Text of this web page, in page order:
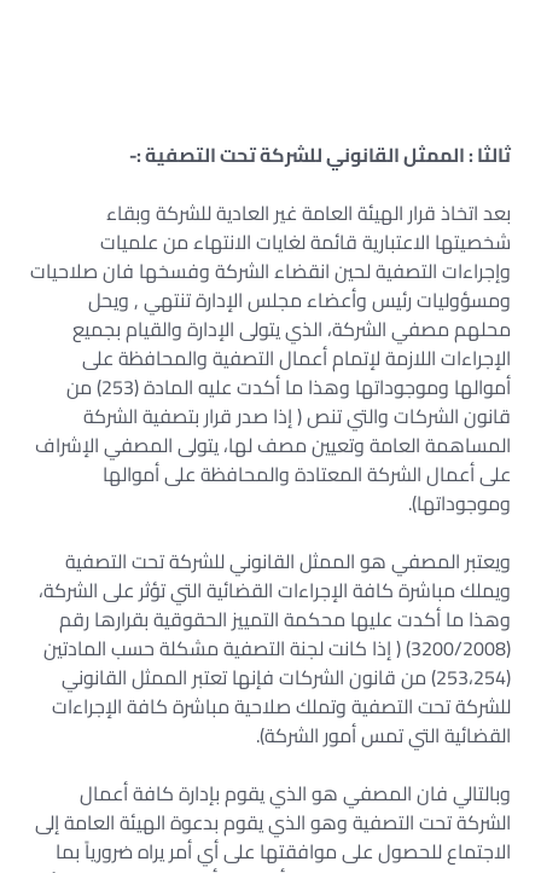
ثالثا : الممثل القانوني للشركة تحت التصفية :-
بعد اتخاذ قرار الهيئة العامة غير العادية للشركة وبقاء
شخصيتها الاعتبارية قائمة لغايات الانتهاء من علميات
وإجراءات التصفية لحين انقضاء الشركة وفسخها فان صلاحيات
ومسؤوليات رئيس وأعضاء مجلس الإدارة تنتهي , ويحل
محلهم مصفي الشركة، الذي يتولى الإدارة والقيام بجميع
الإجراءات اللازمة لإتمام أعمال التصفية والمحافظة على
أموالها وموجوداتها وهذا ما أكدت عليه المادة (253) من
قانون الشركات والتي تنص ( إذا صدر قرار بتصفية الشركة
المساهمة العامة وتعيين مصف لها، يتولى المصفي الإشراف
على أعمال الشركة المعتادة والمحافظة على أموالها
وموجوداتها).
ويعتبر المصفي هو الممثل القانوني للشركة تحت التصفية
ويملك مباشرة كافة الإجراءات القضائية التي تؤثر على الشركة،
وهذا ما أكدت عليها محكمة التمييز الحقوقية بقرارها رقم
(3200/2008) ( إذا كانت لجنة التصفية مشكلة حسب المادتين
(253،254) من قانون الشركات فإنها تعتبر الممثل القانوني
للشركة تحت التصفية وتملك صلاحية مباشرة كافة الإجراءات
القضائية التي تمس أمور الشركة).
وبالتالي فان المصفي هو الذي يقوم بإدارة كافة أعمال
الشركة تحت التصفية وهو الذي يقوم بدعوة الهيئة العامة إلى
الاجتماع للحصول على موافقتها على أي أمر يراه ضرورياً بما